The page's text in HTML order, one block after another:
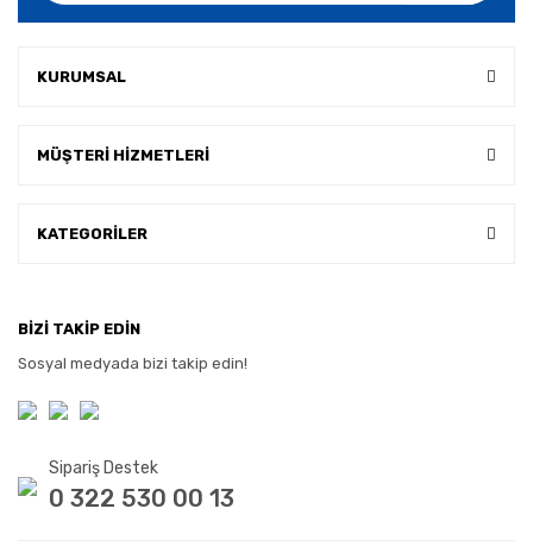
KURUMSAL
MÜŞTERİ HİZMETLERİ
KATEGORİLER
BİZİ TAKİP EDİN
Sosyal medyada bizi takip edin!
Sipariş Destek
0 322 530 00 13